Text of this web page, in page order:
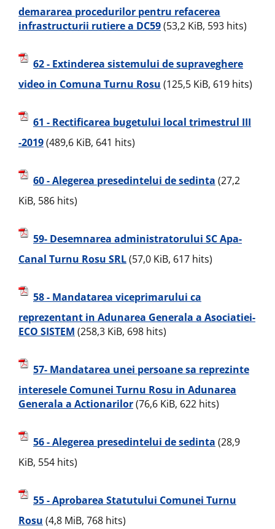
demararea procedurilor pentru refacerea
infrastructurii rutiere a DC59(53,2 KiB, 593 hits)
62 - Extinderea sistemului de supraveghere
video in Comuna Turnu Rosu (125,5 KiB, 619 hits)
61 - Rectificarea bugetului local trimestrul III
-2019(489,6 KiB, 641 hits)
60 - Alegerea presedintelui de sedinta (27,2
KiB, 586 hits)
59- Desemnarea administratorului SC Apa-
Canal Turnu Rosu SRL(57,0 KiB, 617 hits)
58 - Mandatarea viceprimarului ca
reprezentant in Adunarea Generala a Asociatiei-
ECO SISTEM (258,3 KiB, 698 hits)
57- Mandatarea unei persoane sa reprezinte
interesele Comunei Turnu Rosu in Adunarea
Generala a Actionarilor(76,6 KiB, 622 hits)
56 - Alegerea presedintelui de sedinta (28,9
KiB, 554 hits)
55 - Aprobarea Statutului Comunei Turnu
Rosu (4,8 MiB, 768 hits)